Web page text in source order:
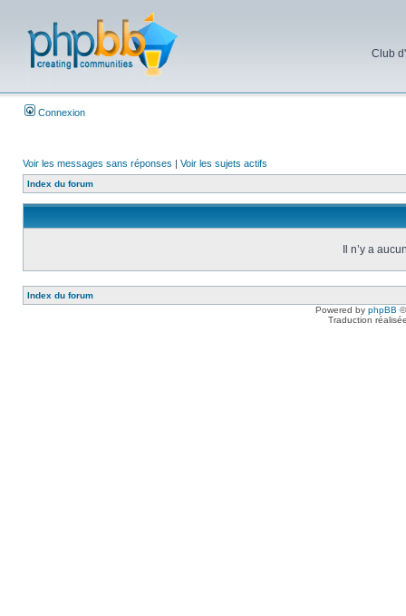
Club
Connexion
Voir les messages sans réponses | Voir les sujets actifs
Index du forum
Il n’y a
Index du forum
Powered by phpBB
Traduction